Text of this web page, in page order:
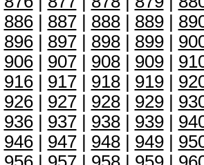
886| 887| 888| 889|
896| 897| 898| 899|
906| 907| 908| 909|
916| 917| 918| 919|
926| 927| 928| 929|
936| 937| 938| 939|
946| 947| 948| 949|